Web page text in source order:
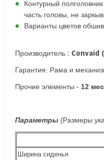
Контурный
часть головы, не
Варианты цветов
Производитель : Convaid
Гарантия: Рама и
Прочие элементы - 12
Параметры(Размеры
Ширина сиденья